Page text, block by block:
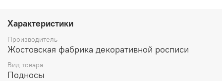
Характеристики
Производитель
Жостовская фабрика декоративной росписи
Вид товара
Подносы